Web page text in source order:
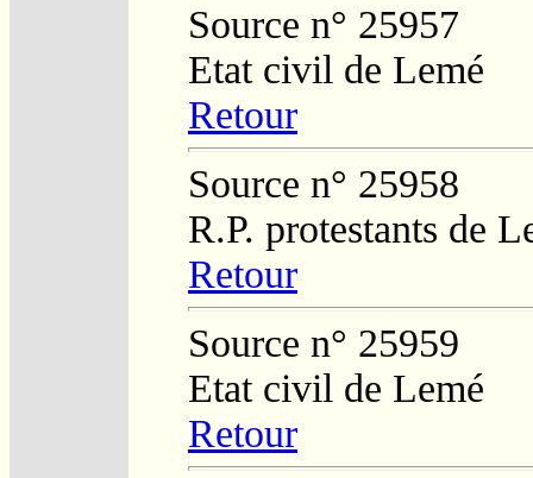
Source n° 25957
Etat civil de Lemé
Retour
Source n° 25958
R.P. protestants de
Retour
Source n° 25959
Etat civil de Lemé
Retour